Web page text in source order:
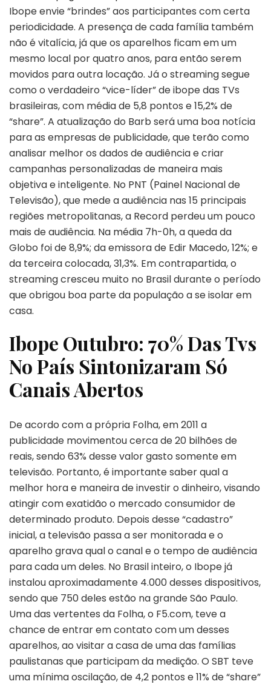
Ibope envie “brindes” aos participantes com certa
periodicidade. A presença de cada família também
não é vitalícia, já que os aparelhos ficam em um
mesmo local por quatro anos, para então serem
movidos para outra locação. Já o streaming segue
como o verdadeiro “vice-líder” de ibope das TVs
brasileiras, com média de 5,8 pontos e 15,2% de
“share”. A atualização do Barb será uma boa notícia
para as empresas de publicidade, que terão como
analisar melhor os dados de audiência e criar
campanhas personalizadas de maneira mais
objetiva e inteligente. No PNT (Painel Nacional de
Televisão), que mede a audiência nas 15 principais
regiões metropolitanas, a Record perdeu um pouco
mais de audiência. Na média 7h-0h, a queda da
Globo foi de 8,9%; da emissora de Edir Macedo, 12%; e
da terceira colocada, 31,3%. Em contrapartida, o
streaming cresceu muito no Brasil durante o período
que obrigou boa parte da população a se isolar em
casa.
Ibope Outubro: 70% Das Tvs
No País Sintonizaram Só
Canais Abertos
De acordo com a própria Folha, em 2011 a
publicidade movimentou cerca de 20 bilhões de
reais, sendo 63% desse valor gasto somente em
televisão. Portanto, é importante saber qual a
melhor hora e maneira de investir o dinheiro, visando
atingir com exatidão o mercado consumidor de
determinado produto. Depois desse “cadastro”
inicial, a televisão passa a ser monitorada e o
aparelho grava qual o canal e o tempo de audiência
para cada um deles. No Brasil inteiro, o Ibope já
instalou aproximadamente 4.000 desses dispositivos,
sendo que 750 deles estão na grande São Paulo.
Uma das vertentes da Folha, o F5.com, teve a
chance de entrar em contato com um desses
aparelhos, ao visitar a casa de uma das famílias
paulistanas que participam da medição. O SBT teve
uma mínima oscilação, de 4,2 pontos e 11% de “share”